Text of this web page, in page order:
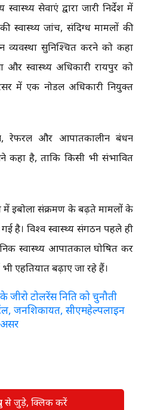
सेवाएं द्वारा जारी निर्देश में
स्वास्थ्य जांच, संदिग्ध मामलों की
व्यवस्था सुनिश्चित करने को कहा
और स्वास्थ्य अधिकारी रायपुर को
में एक नोडल अधिकारी नियुक्त
रेफरल और आपातकालीन प्रबंधन
कहा है, ताकि किसी भी संभावित
में इबोला संक्रमण के बढ़ते मामलों के
है। विश्व स्वास्थ्य संगठन पहले ही
स्वास्थ्य आपातकाल घोषित कर
एहतियात बढ़ाए जा रहे हैं।
के जीरो टोलरेंस निति को चुनौती
जनशिकायत, सीएमहेल्पलाइन
से जुड़े, क्लिक करें